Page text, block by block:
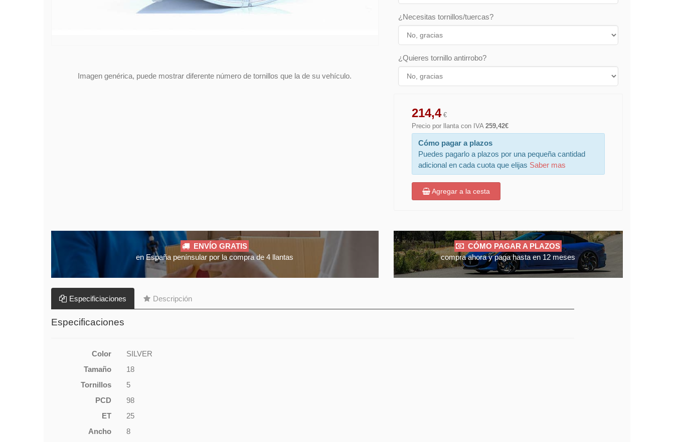
Imagen genérica, puede mostrar diferente número de tornillos que la de su vehículo.
¿Necesitas tornillos/tuercas?
¿Quieres tornillo antirrobo?
214,4 €
Precio por llanta con IVA 259,42€
Cómo pagar a plazos
Puedes pagarlo a plazos por una pequeña cantidad
adicional en cada cuota que elijas Saber mas
Agregar a la cesta
ENVÍO GRATIS
en España penínsular por la compra de 4 llantas
CÓMO PAGAR A PLAZOS
compra ahora y paga hasta en 12 meses
Especificiaciones Descripción
Especificaciones
Color
SILVER
Tamaño
18
Tornillos
5
PCD
98
ET
25
Ancho
8